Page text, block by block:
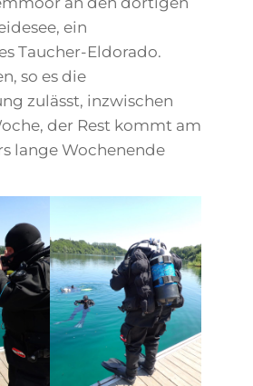
ein
Taucher-Eldorado.
so es die
zulässt, inzwischen
der Rest kommt am
lange Wochenende